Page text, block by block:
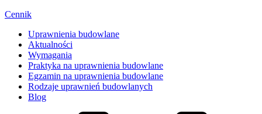
Cennik
Uprawnienia budowlane
Aktualności
Wymagania
Praktyka na uprawnienia budowlane
Egzamin na uprawnienia budowlane
Rodzaje uprawnień budowlanych
Blog